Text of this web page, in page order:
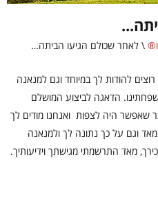
\ לאחר שכולם הגיעו הביתה…
להודות לך במיוחד וגם למנאנה
הדאגה לביצוע המושלם
שאפשר היה לצפות ואנחנו מודים לך
וגם על כך נתונה לך ולמנאנה
מאד התרשמתי מגישתך וידיעותיך.